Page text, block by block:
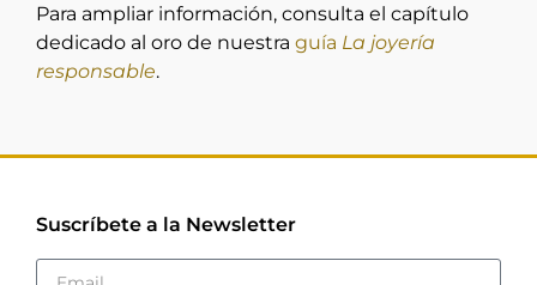
Para ampliar información, consulta el capítulo
dedicado al oro de nuestra guía La joyería
responsable.
Suscríbete a la Newsletter